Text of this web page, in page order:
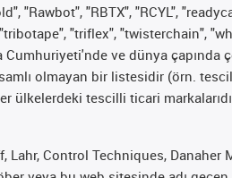
"RBTX", "RCYL",
"triflex", "twisterchain",
ve dünya
olmayan bir listesidir (örn.
ülkelerdeki tescilli ticari
Control Techniques, Danaher